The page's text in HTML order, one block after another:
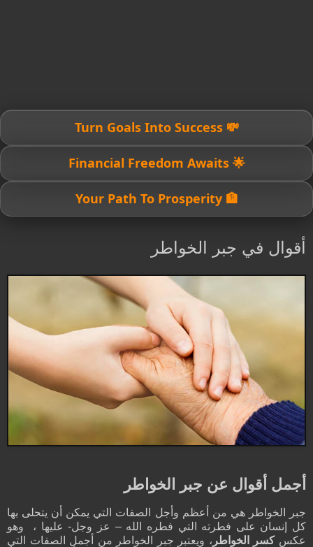
💸 Turn Goals Into Success
🌟 Financial Freedom Awaits
🏦 Your Path To Prosperity
أقوال في جبر الخواطر
أجمل أقوال عن جبر الخواطر
جبر الخواطر هي من أعظم وأجل الصفات التي يمكن أن يتحلى بها
كل إنسان على فطرته التي فطره الله – عز وجل- عليها ، وهو
عكسكسر الخواطر ، ويعتبر جبر الخواطر من أجمل الصفات التي